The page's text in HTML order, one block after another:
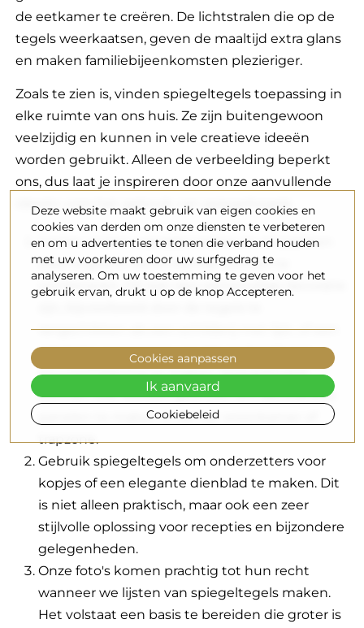
de eetkamer te creëren. De lichtstralen die op de
tegels weerkaatsen, geven de maaltijd extra glans
en maken familiebijeenkomsten plezieriger.
Zoals te zien is, vinden spiegeltegels toepassing in
elke ruimte van ons huis. Ze zijn buitengewoon
veelzijdig en kunnen in vele creatieve ideeën
worden gebruikt. Alleen de verbeelding beperkt
ons, dus laat je inspireren door onze aanvullende
ideeën voor het gebruik van spiegeltegels:
Creëer unieke wanddecoraties en mozaïeken
door tegels in verschillende vormen te
combineren. Dit kan een eenvoudige decoratie
rangschikken als een schilderij met lijst, of een
artistieke toepassing om bijvoorbeeld een
muurschildering te maken. Spiegeltegels
kunnen ook worden gebruikt om decoratieve
panelen te maken in de hal, woonkamer of
trapzone.
Gebruik spiegeltegels om onderzetters voor
kopjes of een elegante dienblad te maken. Dit
is niet alleen praktisch, maar ook een zeer
stijlvolle oplossing voor recepties en bijzondere
gelegenheden.
Onze foto's komen prachtig tot hun recht
wanneer we lijsten van spiegeltegels maken.
Het volstaat een basis te bereiden die groter is
Deze website maakt gebruik van eigen cookies en
cookies van derden om onze diensten te verbeteren
en om u advertenties te tonen die verband houden
met uw voorkeuren door uw surfgedrag te
analyseren. Om uw toestemming te geven voor het
gebruik ervan, drukt u op de knop Accepteren.
Cookiebeleid
Cookies aanpassen
Ik aanvaard